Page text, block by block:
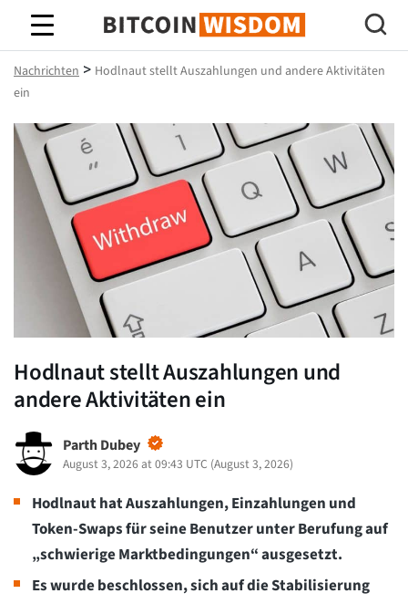
Bitcoin-Weisheit
Nachrichten > Hodlnaut stellt Auszahlungen und andere Aktivitäten
ein
Hodlnaut stellt Auszahlungen und
andere Aktivitäten ein
Parth Dubey
August 3, 2026 at 09:43 UTC (August 3, 2026)
Hodlnaut hat Auszahlungen, Einzahlungen und
Token-Swaps für seine Benutzer unter Berufung auf
„schwierige Marktbedingungen“ ausgesetzt.
Es wurde beschlossen, sich auf die Stabilisierung